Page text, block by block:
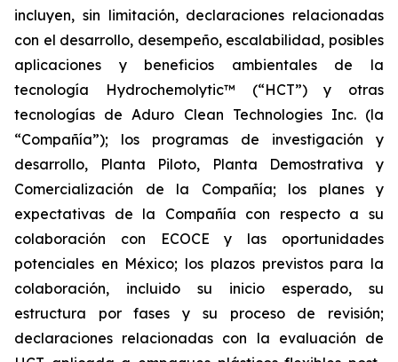
incluyen, sin limitación, declaraciones relacionadas
con el desarrollo, desempeño, escalabilidad, posibles
aplicaciones y beneficios ambientales de la
tecnología Hydrochemolytic™ (“HCT”) y otras
tecnologías de Aduro Clean Technologies Inc. (la
“Compañía”); los programas de investigación y
desarrollo, Planta Piloto, Planta Demostrativa y
Comercialización de la Compañía; los planes y
expectativas de la Compañía con respecto a su
colaboración con ECOCE y las oportunidades
potenciales en México; los plazos previstos para la
colaboración, incluido su inicio esperado, su
estructura por fases y su proceso de revisión;
declaraciones relacionadas con la evaluación de